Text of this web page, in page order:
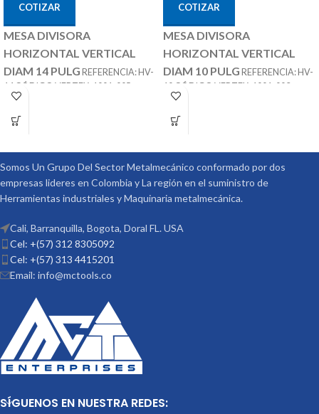
COTIZAR
MESA DIVISORA
HORIZONTAL VERTICAL
DIAM 14 PULG REFERENCIA: HV-
14 CÓDIGO VERTEX: 1001-005
MARCA: VERTEX
OPCIONALES:
DP-3
COTIZAR
MESA DIVISORA
HORIZONTAL VERTICAL
DIAM 10 PULG REFERENCIA: HV-
10 CÓDIGO VERTEX: 1001-003
MARCA: VERTEX
OPCIONALES:
DP-3
Somos Un Grupo Del Sector Metalmecánico conformado por dos
empresas lideres en Colombia y La región en el suministro de
Herramientas industriales y Maquinaria metalmecánica.
Cali, Barranquilla, Bogota, Doral FL. USA
Cel: +(57) 312 8305092
Cel: +(57) 313 4415201
Email: info@mctools.co
SÍGUENOS EN NUESTRA REDES: